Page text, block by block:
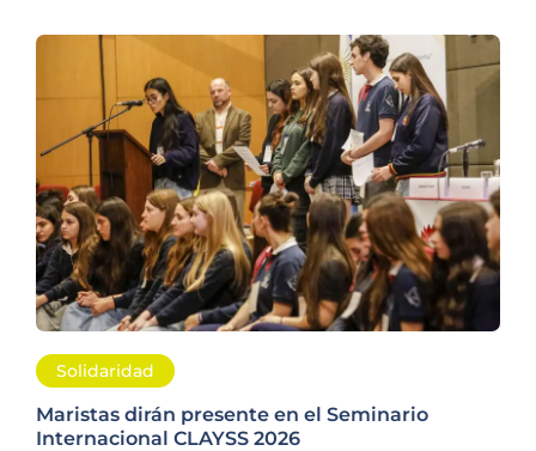
Solidaridad
Maristas dirán presente en el Seminario
Internacional CLAYSS 2026